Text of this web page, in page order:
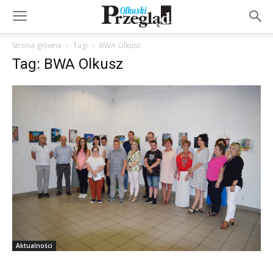
Strona główna Tagi BWA Olkusz
Tag: BWA Olkusz
Aktualności